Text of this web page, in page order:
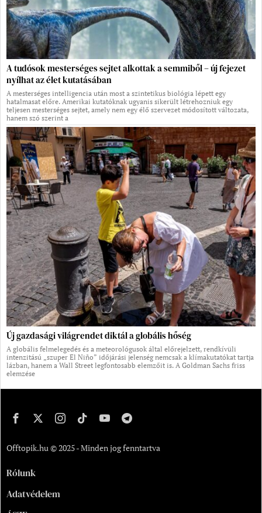
A tudósok mesterséges sejtet alkottak a semmiből – új fejezet
nyílhat az élet kutatásában
A mesterséges intelligencia után most a szintetikus biológia lépett egy
hatalmasat előre. Amerikai kutatóknak ugyanis sikerült létrehozniuk egy
teljesen mesterséges sejtet, amely nem egy élő szervezet módosított változata,
hanem szó szerint a
Új gazdasági világrendet diktál a globális hőség
A globális felmelegedés és a meteorológusok által előrejelzett, rendkívüli
intenzitású „szuper El Niño” időjárási jelenség nemcsak a klímakutatókat tartja
lázban, hanem a Wall Street legfontosabb elemzőit is. A Goldman Sachs friss
elemzése
Offtopik.hu © 2025 - Minden jog fenntartva
Rólunk
Adatvédelem